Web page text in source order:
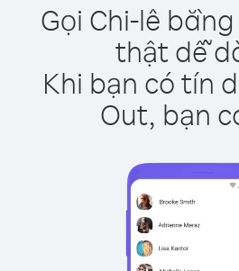
Gọi Chi-lê
thật dễ
Khi bạn có tín
Out, bạn